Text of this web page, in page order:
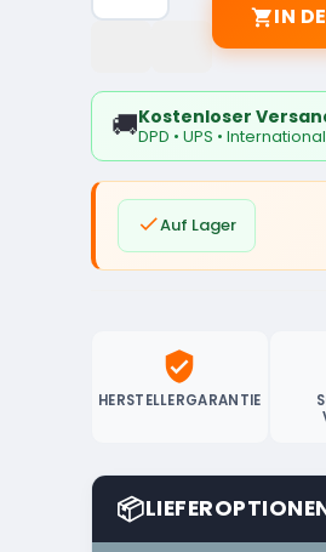
IN
🚚Kostenloser
DPD • UPS •
Auf Lager
verified_user
HERSTELLERGARANTIE
📦